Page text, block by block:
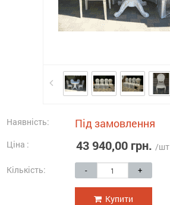
Наявність: Під замовлення
Ціна : 43 940,00 грн. /шт
Кількість: - +
Купити